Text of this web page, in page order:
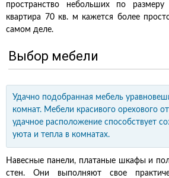
пространство небольших по размеру
квартира 70 кв. м кажется более
самом деле.
Выбор мебели
Удачно подобранная мебель
комнат. Мебели красивого орехового
удачное расположение способствует
уюта и тепла в комнатах.
Навесные панели, платаные шкафы и
стен. Они выполняют свое